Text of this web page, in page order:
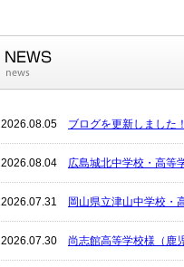
2026.08.05 ブログを更新しました！
2026.08.04 広島城北中学校・高等
2026.07.31 岡山県立津山中学校・
2026.07.30 尚志館高等学校様（鹿